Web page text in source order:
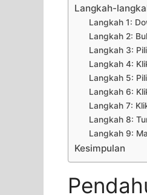
Langkah-
Langkah 1:
Langkah 2:
Langkah 3:
Langkah 4:
Langkah 5:
Langkah 6:
Langkah 7:
Langkah 8:
Langkah 9:
Kesimpulan